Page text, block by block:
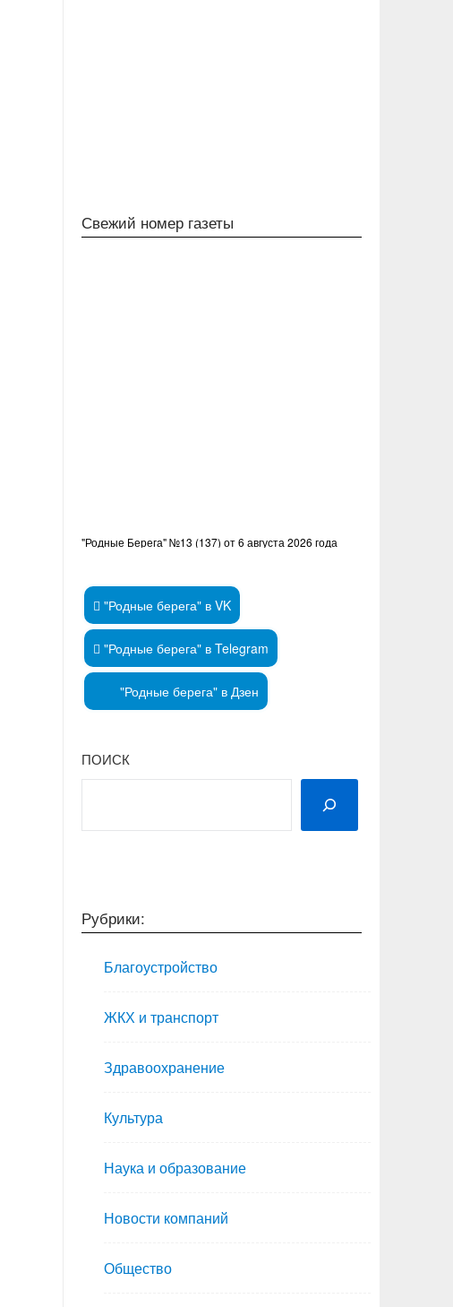
Свежий номер газеты
"Родные Берега" №13 (137) от 6 августа 2026 года
"Родные берега" в VK
"Родные берега" в Telegram
"Родные берега" в Дзен
ПОИСК
Рубрики:
Благоустройство
ЖКХ и транспорт
Здравоохранение
Культура
Наука и образование
Новости компаний
Общество